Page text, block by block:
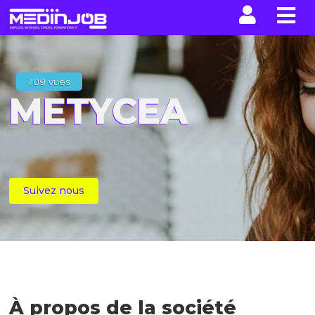
709 vues
METYCEA
Suivez nous
À propos de la société